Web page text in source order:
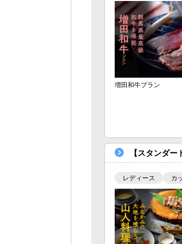
増田和牛プラン
【スタンダ
レディース カ